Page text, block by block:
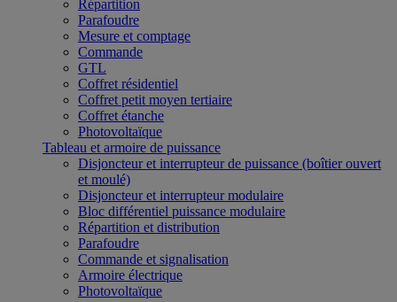
Répartition
Parafoudre
Mesure et comptage
Commande
GTL
Coffret résidentiel
Coffret petit moyen tertiaire
Coffret étanche
Photovoltaïque
Tableau et armoire de puissance
Disjoncteur et interrupteur de puissance (boîtier ouvert
et moulé)
Disjoncteur et interrupteur modulaire
Bloc différentiel puissance modulaire
Répartition et distribution
Parafoudre
Commande et signalisation
Armoire électrique
Photovoltaïque